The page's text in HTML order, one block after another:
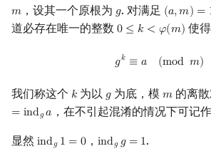
格式手册
F.A.Q.
学习资源
出题 Kate
命令行编译与调试
WSL (Windows 10)
流程
高级
函数
string
pair
引用
常量
新版
C++ 与其他常用语言的区别
Python 速成
递归 & 分治
排序
计数
基数
快速
启发式搜索
迭代加深搜索
区间 DP
树形 DP
WQS
状态
字符串哈希
前缀函数与 KMP 算法
扩展 BSGS 算法
基于值域预处理的快速离散对
习题
参考资料
快速沃尔什变换
多项式牛顿迭代
错位排列
斯特林数
初等变换
线性空间
Schreier–Sims 算法
概率不等式
哈希表
堆
Sqrt
区间
替罪
笛卡
Size
可持
可
分块
BFS（图论） 最近
树链
树上
有向无环图
点/边
上下
一般
稳定
Pick 定理
凸包
分数规划
悬线法
𝑚
m ，设其一个原根为 𝑔
g. 对满足 (𝑎,𝑚) =
(a,m)= 1
道必存在唯一的整数 0 ≤ 𝑘 < 𝜑(𝑚)
0 ≤k <φ(m) 使得
𝑔𝑘 ≡ 𝑎 (mod 𝑚)
gk ≡a modm )
我们称这个 𝑘
k 为以 𝑔
g为底，模 𝑚
m 的离
= ind𝑔 𝑎 ，在不引起混淆的情况下可记作
显然 ind𝑔 1 = 0
indg 1 =0 ， ind𝑔 𝑔 = 1
indgg=1 .